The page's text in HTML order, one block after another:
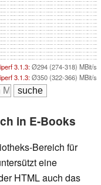
3.1.3:Ø294 (274-318) MBit/s
3.1.3:Ø350 (322-366) MBit/s
in E-Books
Bereich für
eine
HTML auch das